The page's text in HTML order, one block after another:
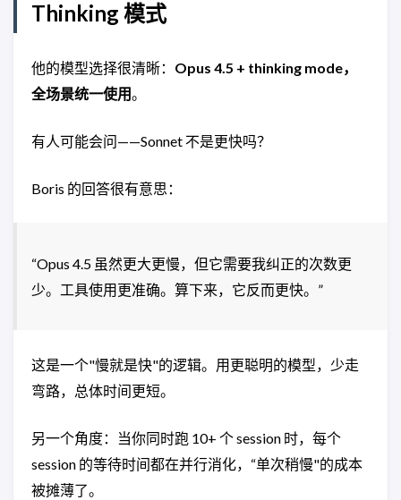
Thinking 模式
他的模型选择很清晰： Opus 4.5 + thinking mode，
全场景统一使用。
有人可能会问——Sonnet 不是更快吗？
Boris 的回答很有意思：
“Opus 4.5 虽然更大更慢，但它需要我纠正的次数更
少。工具使用更准确。算下来，它反而更快。”
这是一个"慢就是快"的逻辑。用更聪明的模型，少走
弯路，总体时间更短。
另一个角度：当你同时跑 10+ 个 session 时，每个
session 的等待时间都在并行消化，“单次稍慢"的成本
被摊薄了。